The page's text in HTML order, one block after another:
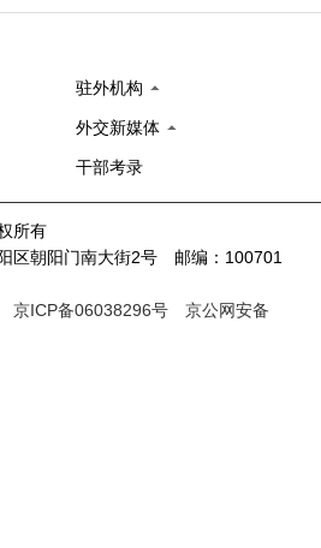
驻外机构
外交新媒体
干部考录
所有
区朝阳门南大街2号 邮编：100701
京ICP备06038296号
京公网安备